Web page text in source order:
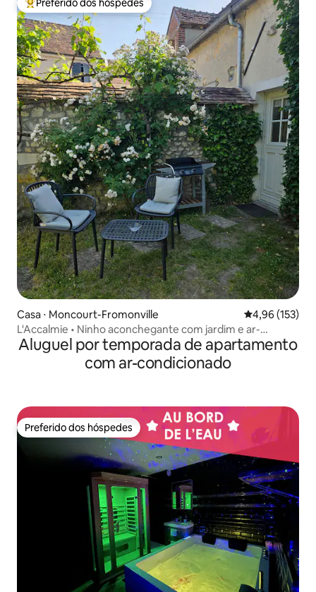
Entre os melhores preferidos dos hóspedes
Preferido dos hóspedes
Casa ⋅ Moncourt-Fromonville 4,96 de uma
4,96 (153)
L'Accalmie • Ninho aconchegante com jardim e ar-
condicionado•
Aluguel por temporada de apartamento
com ar-condicionado
Preferido dos hóspedes
Preferido dos hóspedes